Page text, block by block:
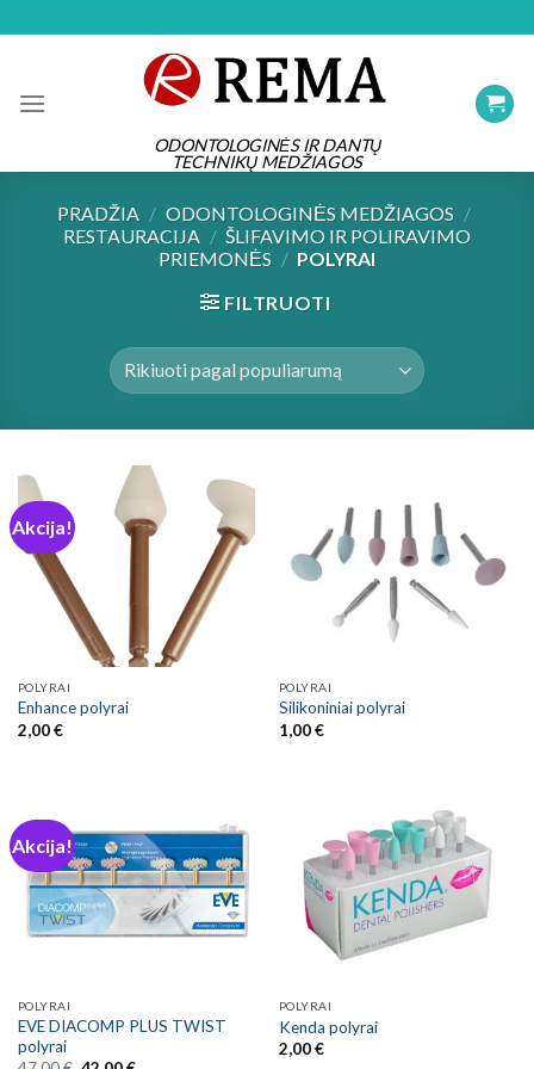
ODONTOLOGINĖS IR DANTŲ
TECHNIKŲ MEDŽIAGOS
PRADŽIA / ODONTOLOGINĖS MEDŽIAGOS /
RESTAURACIJA / ŠLIFAVIMO IR POLIRAVIMO
PRIEMONĖS / POLYRAI
FILTRUOTI
Akcija!
POLYRAI
Enhance polyrai
2,00€
POLYRAI
Silikoniniai polyrai
1,00€
Akcija!
POLYRAI
EVE DIACOMP PLUS TWIST
polyrai
POLYRAI
Kenda polyrai
2,00€